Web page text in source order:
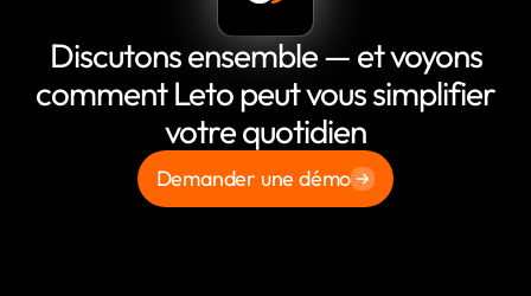
Discutons ensemble — et voyons
comment Leto peut vous simplifier
votre quotidien
Demander une démo